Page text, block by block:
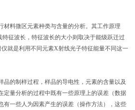
料微区元素种类与含量的分析。其工作原理
征波长，特征波长的大小则取决于能级跃迁过
就是利用不同元素X射线光子特征能量不同这一
的制样过程，样品的导电性，元素的含量以及
定量分析的过程中既有一些原理上的误差（数据
有一些人为因素产生的误差（操作方法），这些